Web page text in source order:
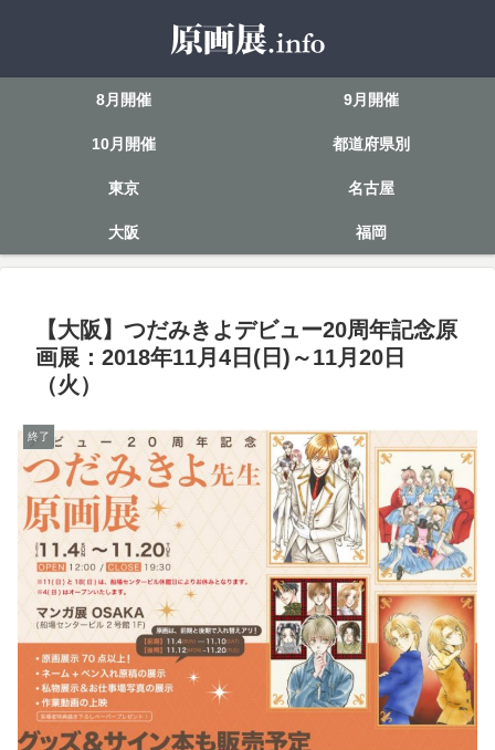
8月開催 9月開催
10月開催 都道府県別
東京 名古屋
大阪 福岡
【大阪】つだみきよデビュー20周年記念原
画展：2018年11月4日(日)～11月20日
（火）
終了